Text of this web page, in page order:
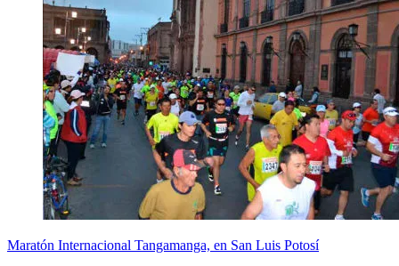
Maratón Internacional Tangamanga, en San Luis Potosí